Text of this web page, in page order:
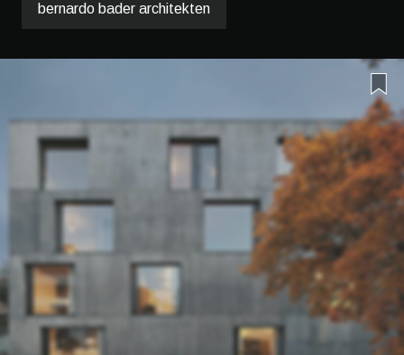
bernardo bader architekten